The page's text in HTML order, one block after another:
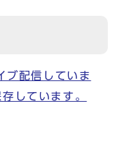
配信していま
しています。